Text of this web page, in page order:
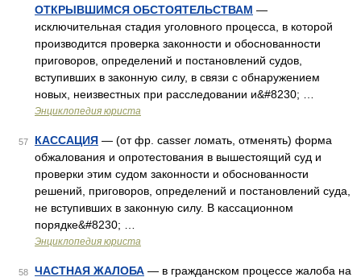
ОТКРЫВШИМСЯ ОБСТОЯТЕЛЬСТВАМ —
исключительная стадия уголовного процесса, в которой
производится проверка законности и обоснованности
приговоров, определений и постановлений судов,
вступивших в законную силу, в связи с обнаружением
новых, неизвестных при расследовании и&#8230; …
Энциклопедия юриста
57 КАССАЦИЯ — (от фр. casser ломать, отменять) форма
обжалования и опротестования в вышестоящий суд и
проверки этим судом законности и обоснованности
решений, приговоров, определений и постановлений суда,
не вступивших в законную силу. В кассационном
порядке&#8230; …
Энциклопедия юриста
58 ЧАСТНАЯ ЖАЛОБА — в гражданском процессе жалоба на